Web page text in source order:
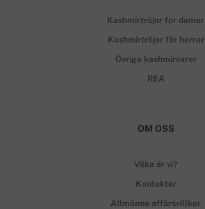
Kashmirtröjor för damer
Kashmirtröjor för herrar
Övriga kashmirvaror
REA
OM OSS
Vilka är vi?
Kontakter
Allmänna affärsvillkor